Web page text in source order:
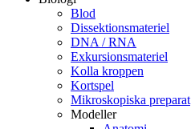
Blod
Dissektionsmateriel
DNA / RNA
Exkursionsmateriel
Kolla kroppen
Kortspel
Mikroskopiska preparat
Modeller